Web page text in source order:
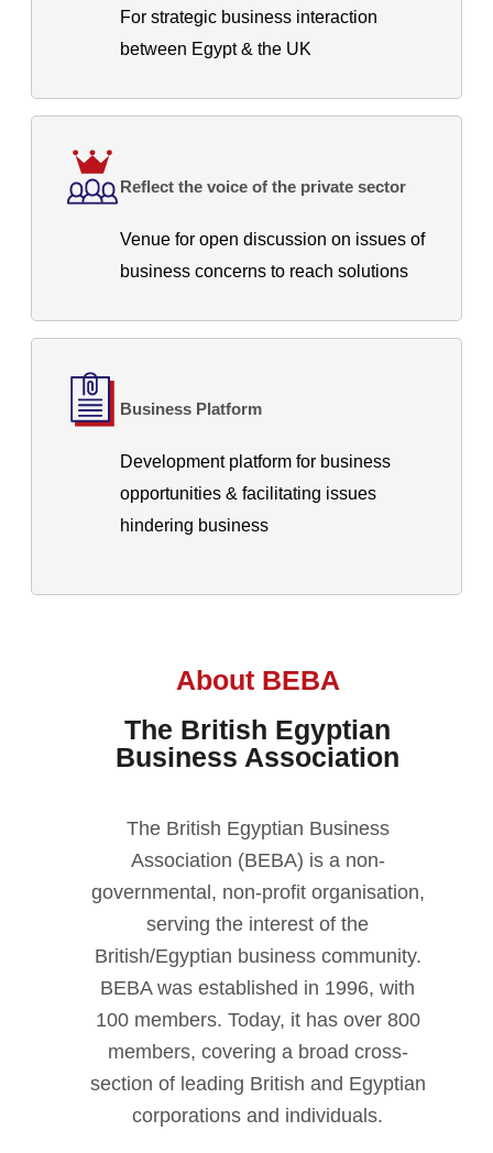
For strategic business interaction
between Egypt & the UK
Reflect the voice of the private sector
Venue for open discussion on issues of
business concerns to reach solutions
Business Platform
Development platform for business
opportunities & facilitating issues
hindering business
About BEBA
The British Egyptian
Business Association
The British Egyptian Business
Association (BEBA) is a non-
governmental, non-profit organisation,
serving the interest of the
British/Egyptian business community.
BEBA was established in 1996, with
100 members. Today, it has over 800
members, covering a broad cross-
section of leading British and Egyptian
corporations and individuals.